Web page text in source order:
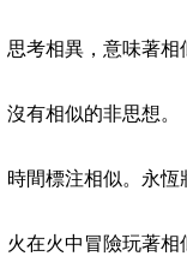
思考相異，意味著相
沒有相似的非思想。
時間標注相似。永恆
火在火中冒險玩著相